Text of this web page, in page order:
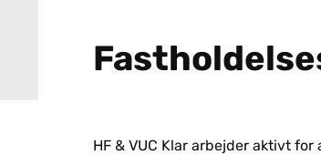
HF & VUC Klar arbejder aktivt